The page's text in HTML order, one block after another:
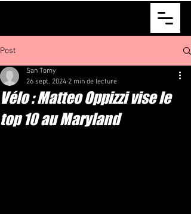
Post
Vélo : Matteo Oppizzi vise le
top 10 au Maryland
San Tomy
26 sept. 2024 2 min de lecture